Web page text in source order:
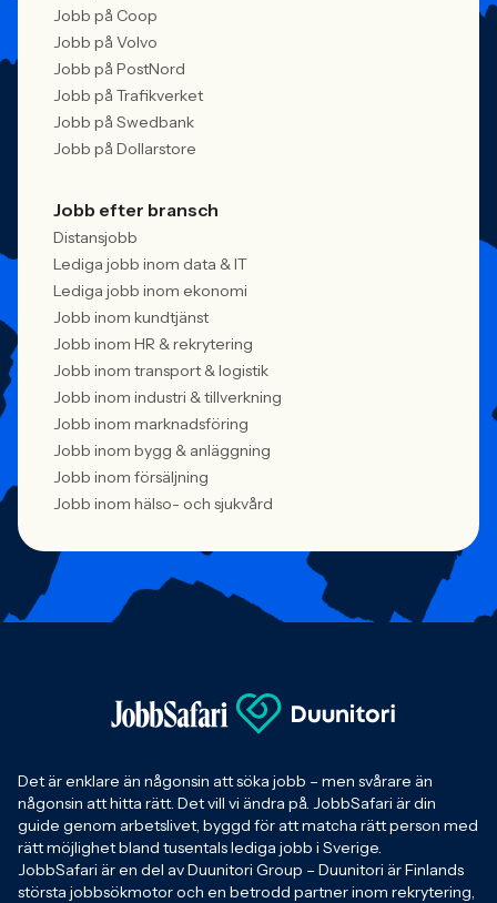
Jobb på Coop
Jobb på Volvo
Jobb på PostNord
Jobb på Trafikverket
Jobb på Swedbank
Jobb på Dollarstore
Jobb efter bransch
Distansjobb
Lediga jobb inom data & IT
Lediga jobb inom ekonomi
Jobb inom kundtjänst
Jobb inom HR & rekrytering
Jobb inom transport & logistik
Jobb inom industri & tillverkning
Jobb inom marknadsföring
Jobb inom bygg & anläggning
Jobb inom försäljning
Jobb inom hälso- och sjukvård
Det är enklare än någonsin att söka jobb – men svårare än
någonsin att hitta rätt. Det vill vi ändra på. JobbSafari är din
guide genom arbetslivet, byggd för att matcha rätt person med
rätt möjlighet bland tusentals lediga jobb i Sverige.
JobbSafari är en del av Duunitori Group – Duunitori är Finlands
största jobbsökmotor och en betrodd partner inom rekrytering,